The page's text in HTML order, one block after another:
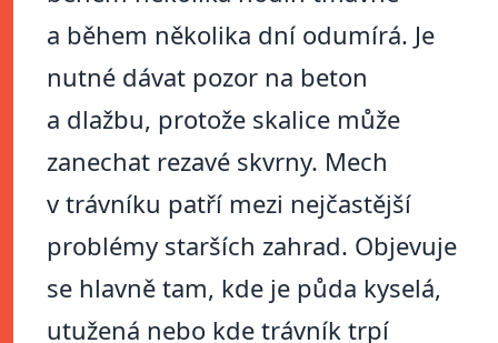
a během několika dní odumírá. Je
nutné dávat pozor na beton
a dlažbu, protože skalice může
zanechat rezavé skvrny. Mech
v trávníku patří mezi nejčastější
problémy starších zahrad. Objevuje
se hlavně tam, kde je půda kyselá,
utužená nebo kde trávník trpí